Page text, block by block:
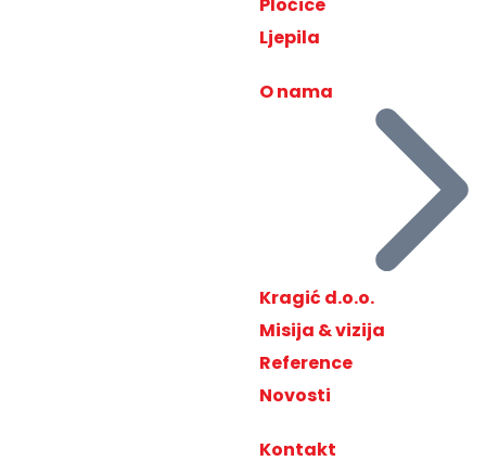
Ljepila
O nama
Kragić d.o.o.
Misija & vizija
Reference
Novosti
Kontakt